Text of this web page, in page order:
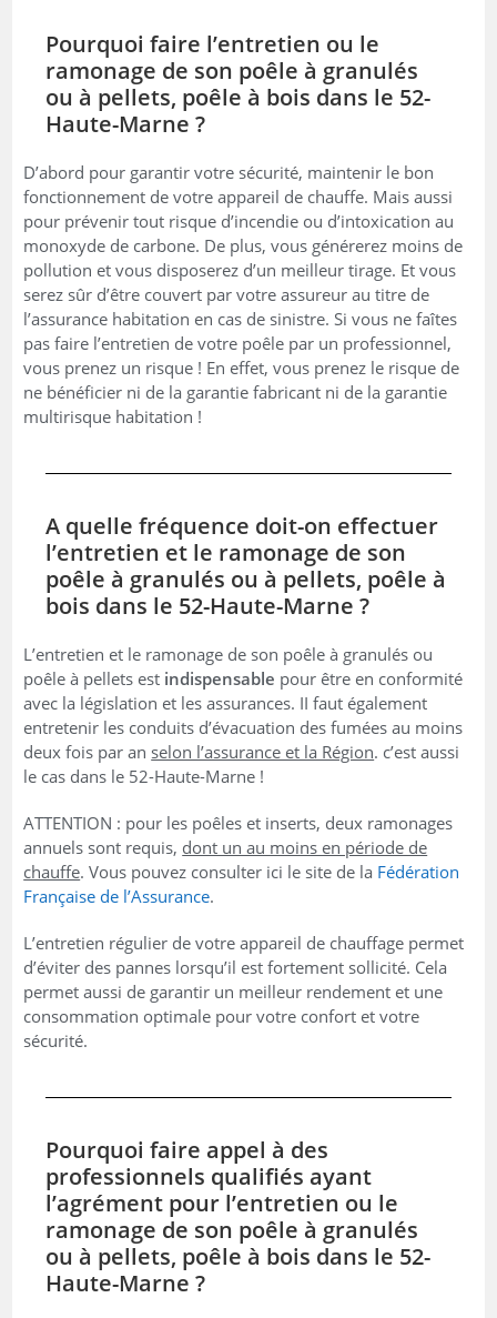
Pourquoi faire l’entretien ou le
ramonage de son poêle à granulés
ou à pellets, poêle à bois dans le 52-
Haute-Marne ?
D’abord pour garantir votre sécurité, maintenir le bon
fonctionnement de votre appareil de chauffe. Mais aussi
pour prévenir tout risque d’incendie ou d’intoxication au
monoxyde de carbone. De plus, vous générerez moins de
pollution et vous disposerez d’un meilleur tirage. Et vous
serez sûr d’être couvert par votre assureur au titre de
l’assurance habitation en cas de sinistre. Si vous ne faîtes
pas faire l’entretien de votre poêle par un professionnel,
vous prenez un risque ! En effet, vous prenez le risque de
ne bénéficier ni de la garantie fabricant ni de la garantie
multirisque habitation !
A quelle fréquence doit-on effectuer
l’entretien et le ramonage de son
poêle à granulés ou à pellets, poêle à
bois dans le 52-Haute-Marne ?
L’entretien et le ramonage de son poêle à granulés ou
poêle à pellets est indispensable pour être en conformité
avec la législation et les assurances. II faut également
entretenir les conduits d’évacuation des fumées au moins
deux fois par an selon l’assurance et la Région. c’est aussi
le cas dans le 52-Haute-Marne !
ATTENTION : pour les poêles et inserts, deux ramonages
annuels sont requis, dont un au moins en période de
chauffe. Vous pouvez consulter ici le site de la Fédération
Française de l’Assurance.
L’entretien régulier de votre appareil de chauffage permet
d’éviter des pannes lorsqu’il est fortement sollicité. Cela
permet aussi de garantir un meilleur rendement et une
consommation optimale pour votre confort et votre
sécurité.
Pourquoi faire appel à des
professionnels qualifiés ayant
l’agrément pour l’entretien ou le
ramonage de son poêle à granulés
ou à pellets, poêle à bois dans le 52-
Haute-Marne ?